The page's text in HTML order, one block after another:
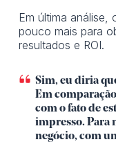
Em última análise,
pouco mais para
resultados e ROI.
Sim, eu diria
Em
com o fato de
impresso. Para
negócio, com